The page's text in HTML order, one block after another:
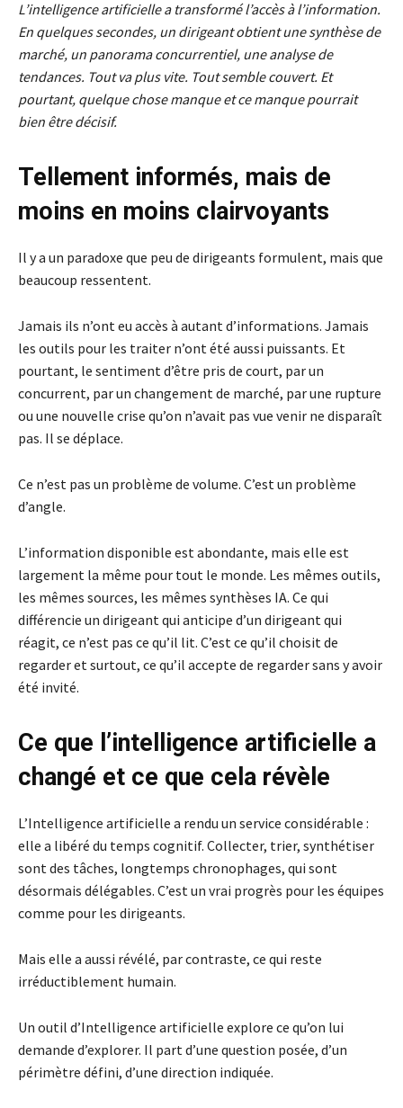
L’intelligence artificielle a transformé l’accès à l’information.
En quelques secondes, un dirigeant obtient une synthèse de
marché, un panorama concurrentiel, une analyse de
tendances. Tout va plus vite. Tout semble couvert. Et
pourtant, quelque chose manque et ce manque pourrait
bien être décisif.
Tellement informés, mais de
moins en moins clairvoyants
Il y a un paradoxe que peu de dirigeants formulent, mais que
beaucoup ressentent.
Jamais ils n’ont eu accès à autant d’informations. Jamais
les outils pour les traiter n’ont été aussi puissants. Et
pourtant, le sentiment d’être pris de court, par un
concurrent, par un changement de marché, par une rupture
ou une nouvelle crise qu’on n’avait pas vue venir ne disparaît
pas. Il se déplace.
Ce n’est pas un problème de volume. C’est un problème
d’angle.
L’information disponible est abondante, mais elle est
largement la même pour tout le monde. Les mêmes outils,
les mêmes sources, les mêmes synthèses IA. Ce qui
différencie un dirigeant qui anticipe d’un dirigeant qui
réagit, ce n’est pas ce qu’il lit. C’est ce qu’il choisit de
regarder et surtout, ce qu’il accepte de regarder sans y avoir
été invité.
Ce que l’intelligence artificielle a
changé et ce que cela révèle
L’Intelligence artificielle a rendu un service considérable :
elle a libéré du temps cognitif. Collecter, trier, synthétiser
sont des tâches, longtemps chronophages, qui sont
désormais délégables. C’est un vrai progrès pour les équipes
comme pour les dirigeants.
Mais elle a aussi révélé, par contraste, ce qui reste
irréductiblement humain.
Un outil d’Intelligence artificielle explore ce qu’on lui
demande d’explorer. Il part d’une question posée, d’un
périmètre défini, d’une direction indiquée.